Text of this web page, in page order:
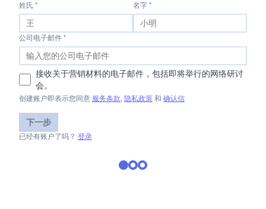
姓氏 * 名字 *
公司电子邮件 *
接收关于营销材料的电子邮件，包括即将举行的网络研讨
会。
创建账户即表示您同意 服务条款, 隐私政策 和 确认信
下一步
已经有账户了吗？ 登录